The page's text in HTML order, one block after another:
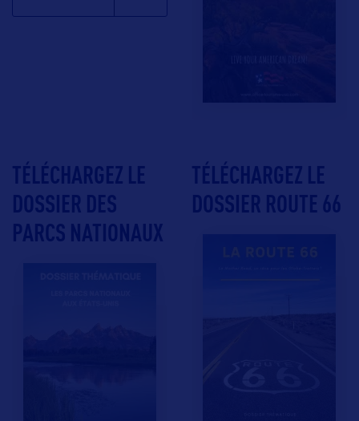
TÉLÉCHARGEZ LE
DOSSIER DES
PARCS NATIONAUX
TÉLÉCHARGEZ LE
DOSSIER ROUTE 66